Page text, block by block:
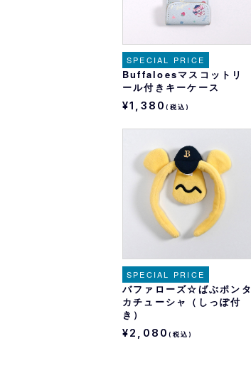
SPECIAL PRICE
Buffaloesマスコットリ
ール付きキーケース
¥1,380(税込)
SPECIAL PRICE
バファローズ☆ばぶポンタ
カチューシャ（しっぽ付
き）
¥2,080(税込)